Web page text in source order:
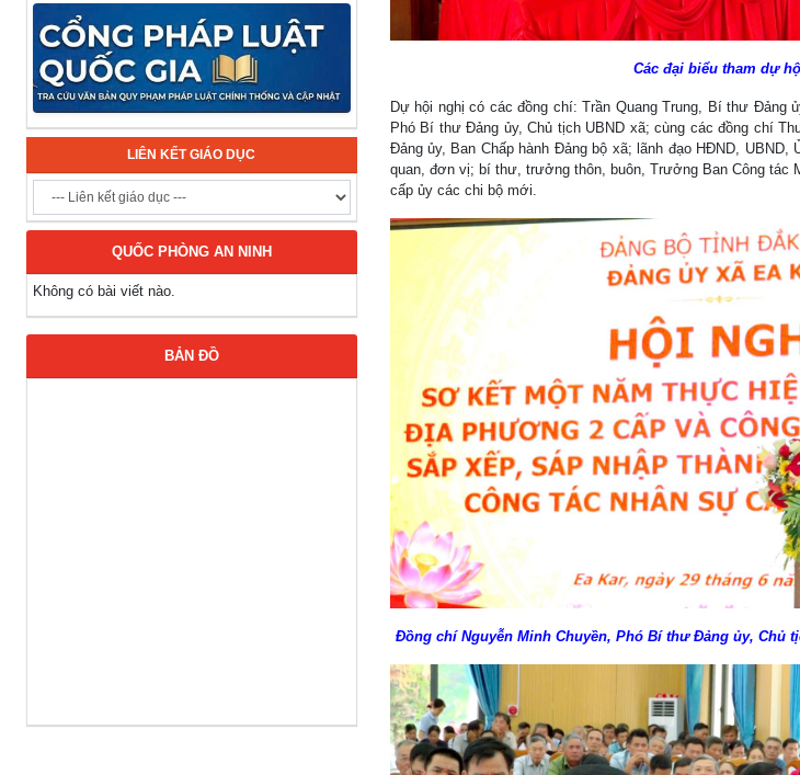
LIÊN KẾT GIÁO DỤC
QUỐC PHÒNG AN NINH
Không có bài viết nào.
BẢN ĐỒ
Các đại biểu tham dự
Dự hội nghị có các đồng chí: Trần Quang Trung, Bí thư Đảng
Phó Bí thư Đảng ủy, Chủ tịch UBND xã; cùng các đồng chí
Đảng ủy, Ban Chấp hành Đảng bộ xã; lãnh đạo HĐND,
quan, đơn vị; bí thư, trưởng thôn, buôn, Trưởng Ban Công tác
cấp ủy các chi bộ mới.
Đồng chí Nguyễn Minh Chuyền, Phó Bí thư Đảng ủy, Chủ